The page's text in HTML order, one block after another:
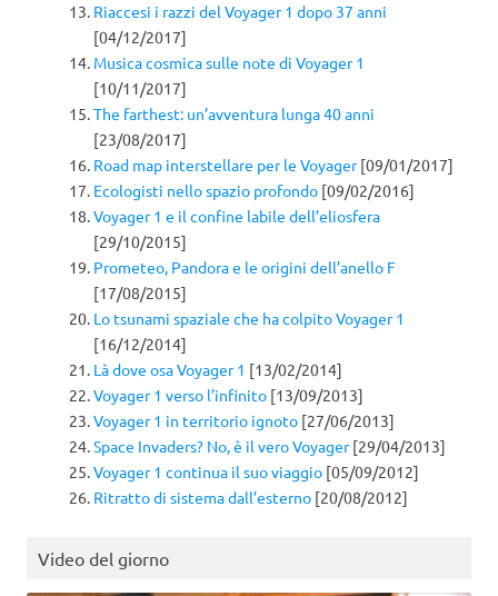
Riaccesi i razzi del Voyager 1 dopo 37 anni
[04/12/2017]
Musica cosmica sulle note di Voyager 1
[10/11/2017]
The farthest: un’avventura lunga 40 anni
[23/08/2017]
Road map interstellare per le Voyager[09/01/2017]
Ecologisti nello spazio profondo [09/02/2016]
Voyager 1 e il confine labile dell’eliosfera
[29/10/2015]
Prometeo, Pandora e le origini dell’anello F
[17/08/2015]
Lo tsunami spaziale che ha colpito Voyager 1
[16/12/2014]
Là dove osa Voyager 1 [13/02/2014]
Voyager 1 verso l’infinito [13/09/2013]
Voyager 1 in territorio ignoto [27/06/2013]
Space Invaders? No, è il vero Voyager[29/04/2013]
Voyager 1 continua il suo viaggio [05/09/2012]
Ritratto di sistema dall’esterno [20/08/2012]
Video del giorno